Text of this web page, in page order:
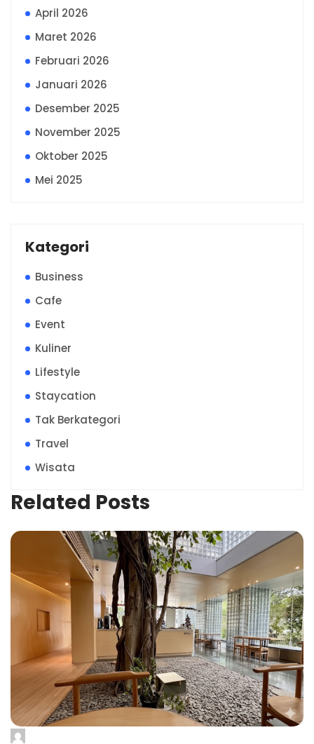
April 2026
Maret 2026
Februari 2026
Januari 2026
Desember 2025
November 2025
Oktober 2025
Mei 2025
Kategori
Business
Cafe
Event
Kuliner
Lifestyle
Staycation
Tak Berkategori
Travel
Wisata
Related Posts